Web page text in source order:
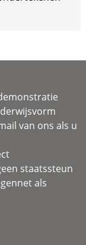
van ons als u
staatssteun
als